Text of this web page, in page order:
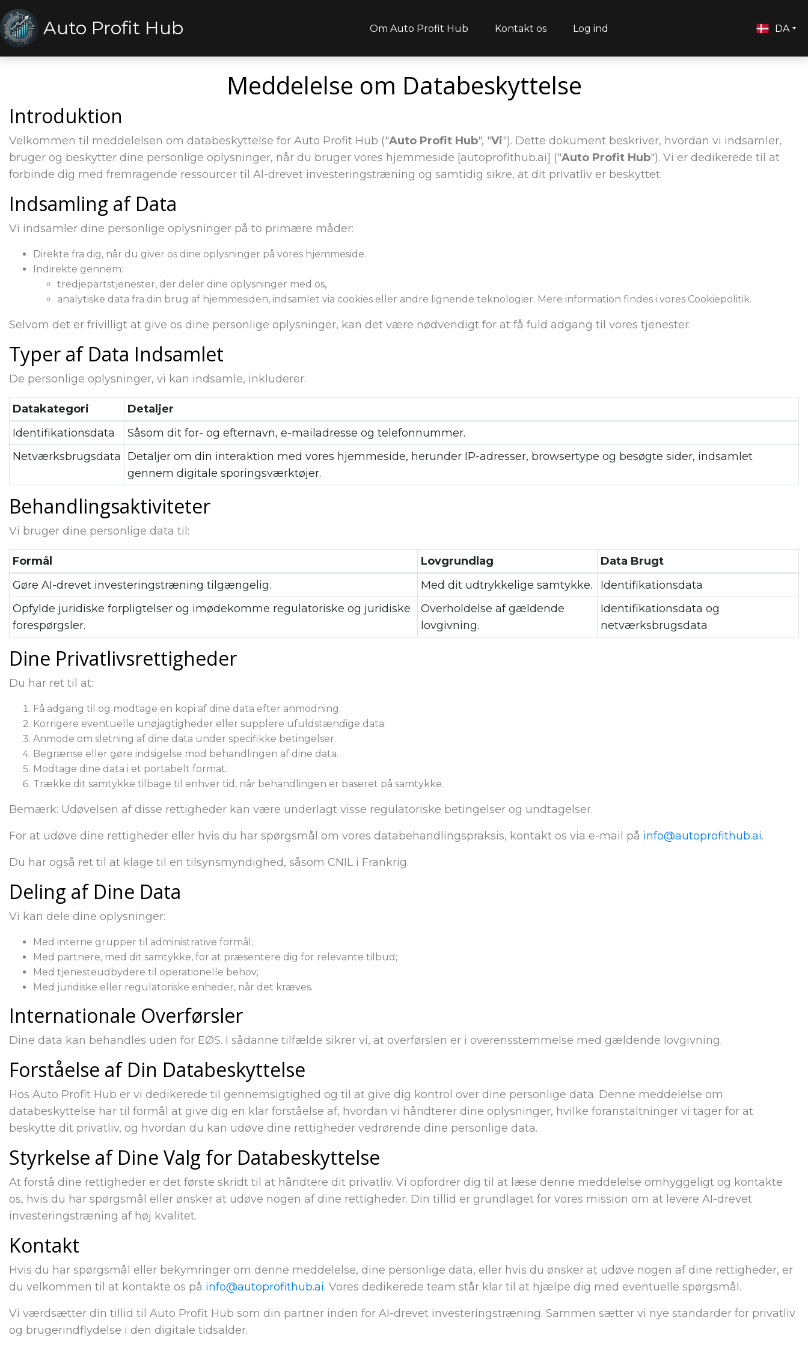
Auto Profit Hub Om Auto Profit Hub Kontakt os Log ind DA
Meddelelse om Databeskyttelse
Introduktion
Velkommen til meddelelsen om databeskyttelse for Auto Profit Hub ("Auto Profit Hub", "Vi"). Dette dokument beskriver, hvordan vi indsamler,
bruger og beskytter dine personlige oplysninger, når du bruger vores hjemmeside [autoprofithub.ai] ("Auto Profit Hub"). Vi er dedikerede til at
forbinde dig med fremragende ressourcer til AI-drevet investeringstræning og samtidig sikre, at dit privatliv er beskyttet.
Indsamling af Data
Vi indsamler dine personlige oplysninger på to primære måder:
Direkte fra dig, når du giver os dine oplysninger på vores hjemmeside.
Indirekte gennem:
tredjepartstjenester, der deler dine oplysninger med os,
analytiske data fra din brug af hjemmesiden, indsamlet via cookies eller andre lignende teknologier. Mere information findes i vores Cookiepolitik.
Selvom det er frivilligt at give os dine personlige oplysninger, kan det være nødvendigt for at få fuld adgang til vores tjenester.
Typer af Data Indsamlet
De personlige oplysninger, vi kan indsamle, inkluderer:
Datakategori
Detaljer
Identifikationsdata
Såsom dit for- og efternavn, e-mailadresse og telefonnummer.
Netværksbrugsdata
Detaljer om din interaktion med vores hjemmeside, herunder IP-adresser, browsertype og besøgte sider, indsamlet
gennem digitale sporingsværktøjer.
Behandlingsaktiviteter
Vi bruger dine personlige data til:
Formål Lovgrundlag
Data Brugt
Gøre AI-drevet investeringstræning tilgængelig.
Med dit udtrykkelige samtykke.
Identifikationsdata
Opfylde juridiske forpligtelser og imødekomme regulatoriske og juridiske
forespørgsler.
Overholdelse af gældende
lovgivning.
Identifikationsdata og
netværksbrugsdata
Dine Privatlivsrettigheder
Du har ret til at:
Få adgang til og modtage en kopi af dine data efter anmodning.
Korrigere eventuelle unøjagtigheder eller supplere ufuldstændige data.
Anmode om sletning af dine data under specifikke betingelser.
Begrænse eller gøre indsigelse mod behandlingen af dine data.
Modtage dine data i et portabelt format.
Trække dit samtykke tilbage til enhver tid, når behandlingen er baseret på samtykke.
Bemærk: Udøvelsen af disse rettigheder kan være underlagt visse regulatoriske betingelser og undtagelser.
For at udøve dine rettigheder eller hvis du har spørgsmål om vores databehandlingspraksis, kontakt os via e-mail på info@autoprofithub.ai.
Du har også ret til at klage til en tilsynsmyndighed, såsom CNIL i Frankrig.
Deling af Dine Data
Vi kan dele dine oplysninger:
Med interne grupper til administrative formål;
Med partnere, med dit samtykke, for at præsentere dig for relevante tilbud;
Med tjenesteudbydere til operationelle behov;
Med juridiske eller regulatoriske enheder, når det kræves.
Internationale Overførsler
Dine data kan behandles uden for EØS. I sådanne tilfælde sikrer vi, at overførslen er i overensstemmelse med gældende lovgivning.
Forståelse af Din Databeskyttelse
Hos Auto Profit Hub er vi dedikerede til gennemsigtighed og til at give dig kontrol over dine personlige data. Denne meddelelse om
databeskyttelse har til formål at give dig en klar forståelse af, hvordan vi håndterer dine oplysninger, hvilke foranstaltninger vi tager for at
beskytte dit privatliv, og hvordan du kan udøve dine rettigheder vedrørende dine personlige data.
Styrkelse af Dine Valg for Databeskyttelse
At forstå dine rettigheder er det første skridt til at håndtere dit privatliv. Vi opfordrer dig til at læse denne meddelelse omhyggeligt og kontakte
os, hvis du har spørgsmål eller ønsker at udøve nogen af dine rettigheder. Din tillid er grundlaget for vores mission om at levere AI-drevet
investeringstræning af høj kvalitet.
Kontakt
Hvis du har spørgsmål eller bekymringer om denne meddelelse, dine personlige data, eller hvis du ønsker at udøve nogen af dine rettigheder, er
du velkommen til at kontakte os på info@autoprofithub.ai. Vores dedikerede team står klar til at hjælpe dig med eventuelle spørgsmål.
Vi værdsætter din tillid til Auto Profit Hub som din partner inden for AI-drevet investeringstræning. Sammen sætter vi nye standarder for privatliv
og brugerindflydelse i den digitale tidsalder.